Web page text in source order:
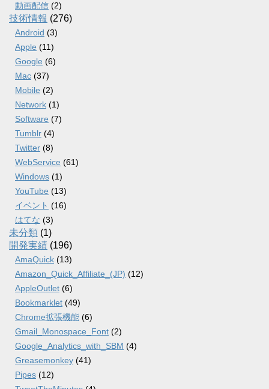
動画配信 (2)
技術情報 (276)
Android (3)
Apple (11)
Google (6)
Mac (37)
Mobile (2)
Network (1)
Software (7)
Tumblr (4)
Twitter (8)
WebService (61)
Windows (1)
YouTube (13)
イベント (16)
はてな (3)
未分類 (1)
開発実績 (196)
AmaQuick (13)
Amazon_Quick_Affiliate_(JP) (12)
AppleOutlet (6)
Bookmarklet (49)
Chrome拡張機能 (6)
Gmail_Monospace_Font (2)
Google_Analytics_with_SBM (4)
Greasemonkey (41)
Pipes (12)